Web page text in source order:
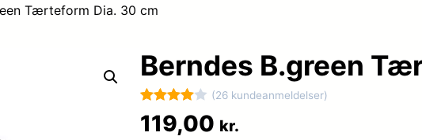
Tærteform Dia. 30 cm
Berndes B.green
Bedømt
som4
26
(26 kundeanmeldelser)
119,00 kr.